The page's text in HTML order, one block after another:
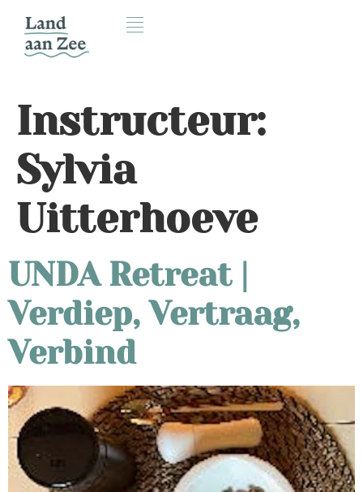
Instructeur:
Sylvia
Uitterhoeve
UNDA Retreat |
Verdiep, Vertraag,
Verbind